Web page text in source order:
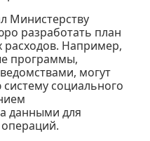
Министерству
разработать план
Например,
программы,
могут
социального
данными для